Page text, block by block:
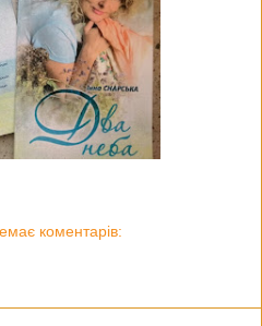
коментарів: